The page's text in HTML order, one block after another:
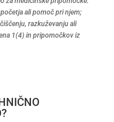
ali pomoč pri njem;
razkuževanju ali
1(4) in pripomočkov iz